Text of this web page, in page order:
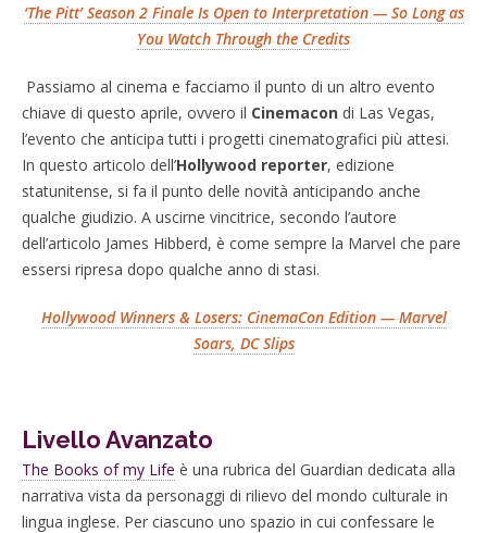
‘The Pitt’ Season 2 Finale Is Open to Interpretation — So Long as
You Watch Through the Credits
Passiamo al cinema e facciamo il punto di un altro evento
chiave di questo aprile, ovvero il Cinemacon di Las Vegas,
l’evento che anticipa tutti i progetti cinematografici più attesi.
In questo articolo dell’Hollywood reporter, edizione
statunitense, si fa il punto delle novità anticipando anche
qualche giudizio. A uscirne vincitrice, secondo l’autore
dell’articolo James Hibberd, è come sempre la Marvel che pare
essersi ripresa dopo qualche anno di stasi.
Hollywood Winners & Losers: CinemaCon Edition — Marvel
Soars, DC Slips
Livello Avanzato
The Books of my Life è una rubrica del Guardian dedicata alla
narrativa vista da personaggi di rilievo del mondo culturale in
lingua inglese. Per ciascuno uno spazio in cui confessare le